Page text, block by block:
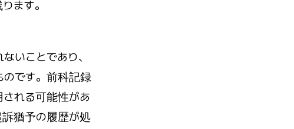
ます。
いことであり、
です。前科記録
れる可能性があ
猶予の履歴が処